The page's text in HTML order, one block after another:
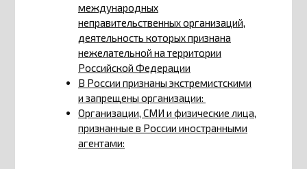
международных
неправительственных организаций,
деятельность которых признана
нежелательной на территории
Российской Федерации
В России признаны экстремистскими
и запрещены организации:
Организации, СМИ и физические лица,
признанные в России иностранными
агентами: